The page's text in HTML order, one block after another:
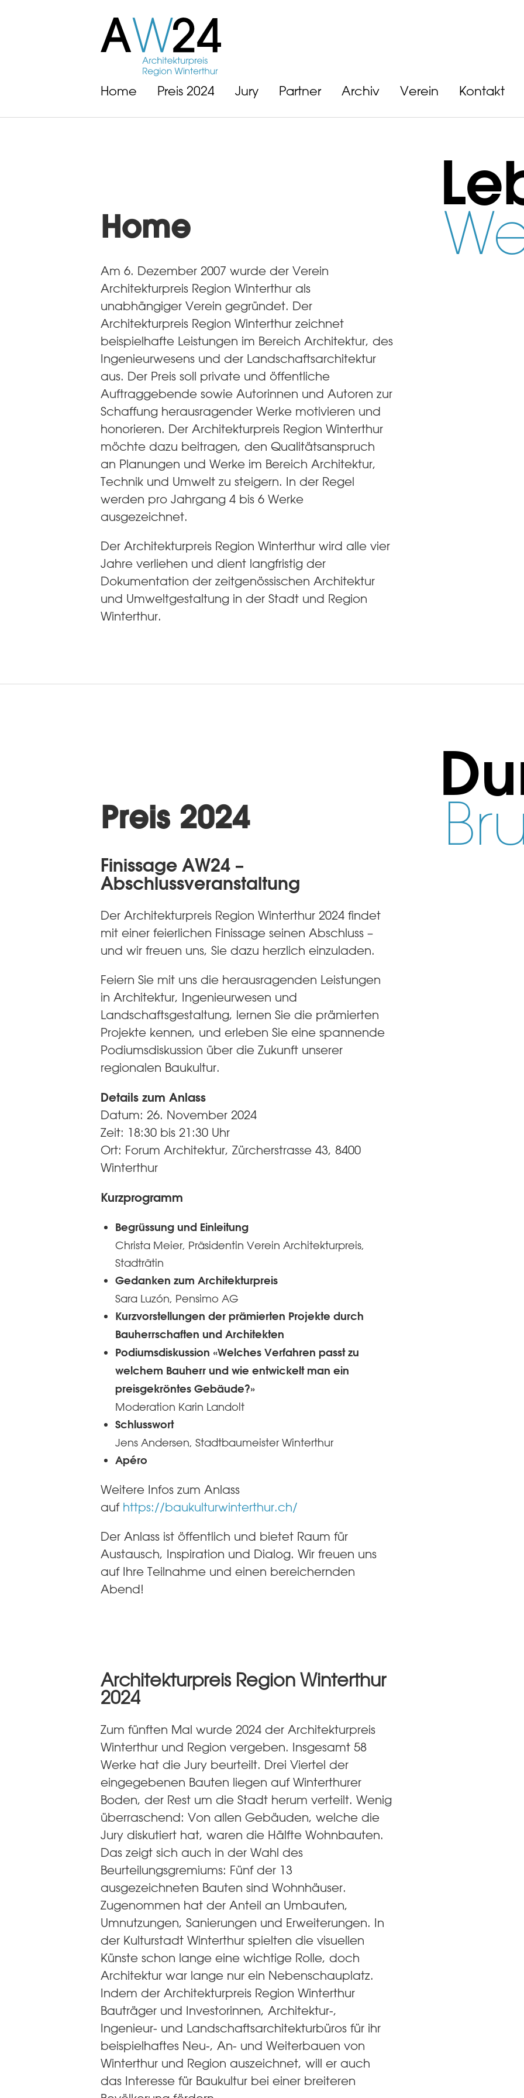
Home Preis 2024 Jury Partner Archiv Verein Kontakt
Home
Am 6. Dezember 2007 wurde der Verein
Architekturpreis Region Winterthur als
unabhängiger Verein gegründet. Der
Architekturpreis Region Winterthur zeichnet
beispielhafte Leistungen im Bereich Architektur, des
Ingenieurwesens und der Landschaftsarchitektur
aus. Der Preis soll private und öffentliche
Auftraggebende sowie Autorinnen und Autoren zur
Schaffung herausragender Werke motivieren und
honorieren. Der Architekturpreis Region Winterthur
möchte dazu beitragen, den Qualitätsanspruch
an Planungen und Werke im Bereich Architektur,
Technik und Umwelt zu steigern. In der Regel
werden pro Jahrgang 4 bis 6 Werke
ausgezeichnet.
Der Architekturpreis Region Winterthur wird alle vier
Jahre verliehen und dient langfristig der
Dokumentation der zeitgenössischen Architektur
und Umweltgestaltung in der Stadt und Region
Winterthur.
Preis 2024
Finissage AW24 –
Abschlussveranstaltung
Der Architekturpreis Region Winterthur 2024 findet
mit einer feierlichen Finissage seinen Abschluss –
und wir freuen uns, Sie dazu herzlich einzuladen.
Feiern Sie mit uns die herausragenden Leistungen
in Architektur, Ingenieurwesen und
Landschaftsgestaltung, lernen Sie die prämierten
Projekte kennen, und erleben Sie eine spannende
Podiumsdiskussion über die Zukunft unserer
regionalen Baukultur.
Details zum Anlass
Datum: 26. November 2024
Zeit: 18:30 bis 21:30 Uhr
Ort: Forum Architektur, Zürcherstrasse 43, 8400
Winterthur
Kurzprogramm
Begrüssung und Einleitung
Christa Meier, Präsidentin Verein Architekturpreis,
Stadträtin
Gedanken zum Architekturpreis
Sara Luzón, Pensimo AG
Kurzvorstellungen der prämierten Projekte durch
Bauherrschaften und Architekten
Podiumsdiskussion «Welches Verfahren passt zu
welchem Bauherr und wie entwickelt man ein
preisgekröntes Gebäude?»
Moderation Karin Landolt
Schlusswort
Jens Andersen, Stadtbaumeister Winterthur
Apéro
Weitere Infos zum Anlass
auf https://baukulturwinterthur.ch/
Der Anlass ist öffentlich und bietet Raum für
Austausch, Inspiration und Dialog. Wir freuen uns
auf Ihre Teilnahme und einen bereichernden
Abend!
Architekturpreis Region Winterthur
2024
Zum fünften Mal wurde 2024 der Architekturpreis
Winterthur und Region vergeben. Insgesamt 58
Werke hat die Jury beurteilt. Drei Viertel der
eingegebenen Bauten liegen auf Winterthurer
Boden, der Rest um die Stadt herum verteilt. Wenig
überraschend: Von allen Gebäuden, welche die
Jury diskutiert hat, waren die Hälfte Wohnbauten.
Das zeigt sich auch in der Wahl des
Beurteilungsgremiums: Fünf der 13
ausgezeichneten Bauten sind Wohnhäuser.
Zugenommen hat der Anteil an Umbauten,
Umnutzungen, Sanierungen und Erweiterungen. In
der Kulturstadt Winterthur spielten die visuellen
Künste schon lange eine wichtige Rolle, doch
Architektur war lange nur ein Nebenschauplatz.
Indem der Architekturpreis Region Winterthur
Bauträger und Investorinnen, Architektur-,
Ingenieur- und Landschaftsarchitekturbüros für ihr
beispielhaftes Neu-, An- und Weiterbauen von
Winterthur und Region auszeichnet, will er auch
das Interesse für Baukultur bei einer breiteren